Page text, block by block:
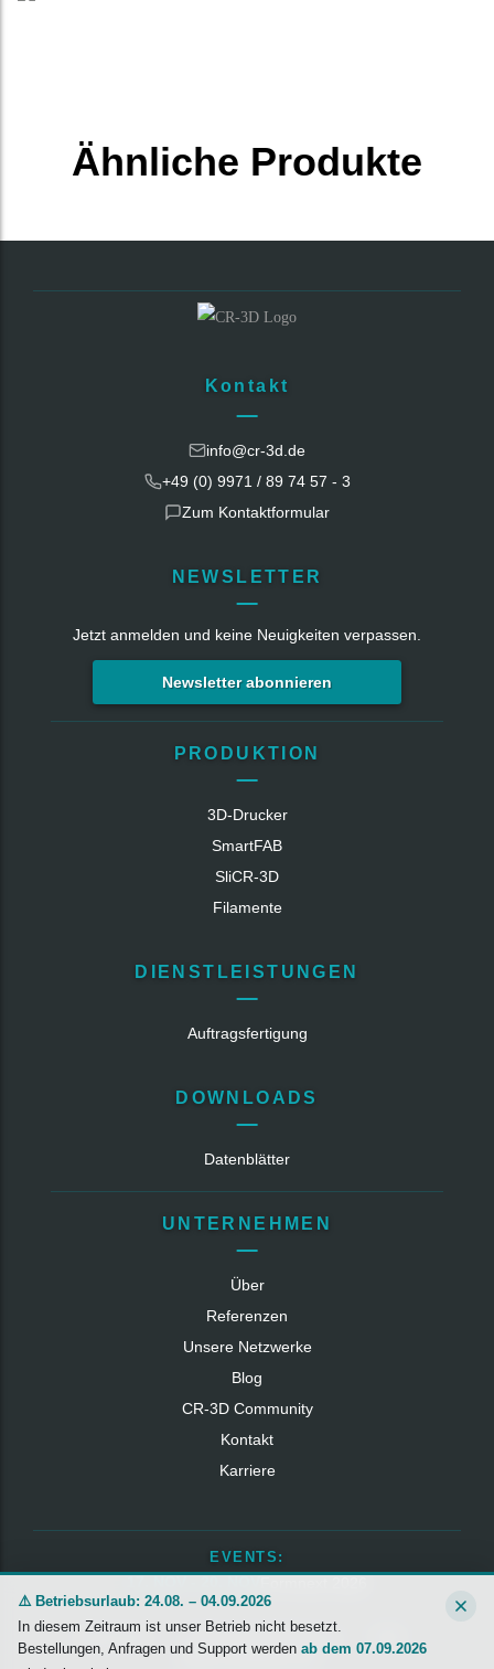
Ähnliche Produkte
Kontakt
info@cr-3d.de
+49 (0) 9971 / 89 74 57 - 3
Zum Kontaktformular
NEWSLETTER
Jetzt anmelden und keine Neuigkeiten verpassen.
Newsletter abonnieren
PRODUKTION
3D-Drucker
SmartFAB
SliCR‑3D
Filamente
DIENSTLEISTUNGEN
Auftragsfertigung
DOWNLOADS
Datenblätter
UNTERNEHMEN
Über
Referenzen
Unsere Netzwerke
Blog
CR‑3D Community
Kontakt
Karriere
EVENTS:
Impressum Datenschutzerklärung
Widerrufsbelehrung
⚠️ Betriebsurlaub: 24.08. – 04.09.2026
In diesem Zeitraum ist unser Betrieb nicht besetzt.
Bestellungen, Anfragen und Support werden ab dem 07.09.2026